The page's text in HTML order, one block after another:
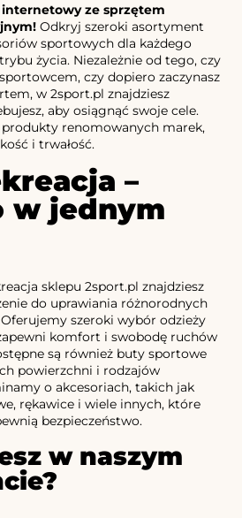
ze sprzętem
Odkryj szeroki asortyment
sportowych dla każdego
życia. Niezależnie od tego, czy
czy dopiero zaczynasz
w 2sport.pl znajdziesz
aby osiągnąć swoje cele.
renomowanych marek,
i trwałość.
–
w jednym
sklepu 2sport.pl znajdziesz
do uprawiania różnorodnych
szeroki wybór odzieży
komfort i swobodę ruchów
są również buty sportowe
powierzchni i rodzajów
o akcesoriach, takich jak
rękawice i wiele innych, które
bezpieczeństwo.
w naszym